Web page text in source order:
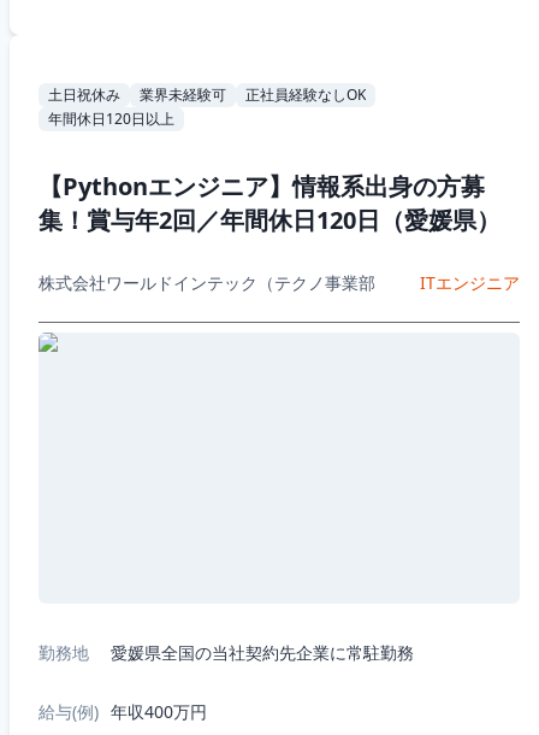
土日祝休み 業界未経験可
正社員経験なしOK
年間休日120日以上
【Pythonエンジニア】情報系出身の方募
集！賞与年2回／年間休日120日（愛媛県）
株式会社ワールドインテック（テクノ事業部 ITエンジニア
勤務地 愛媛県全国の当社契約先企業に常駐勤務
給与(例) 年収400万円